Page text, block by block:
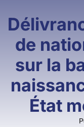
de
sur la
État